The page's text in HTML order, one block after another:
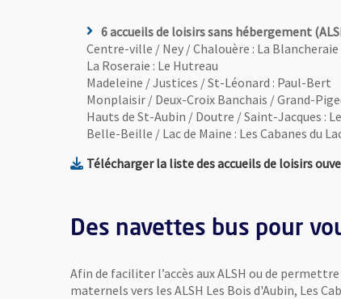
6 accueils de loisirs sans hébergement
Centre-ville / Ney / Chalouère : La Blancheraie
La Roseraie : Le Hutreau
Madeleine / Justices / St-Léonard : Paul-Bert
Monplaisir / Deux-Croix Banchais / Grand-
Hauts de St-Aubin / Doutre / Saint-Jacques :
Belle-Beille / Lac de Maine : Les Cabanes du
Télécharger la liste des accueils de loisirs
Des navettes bus pour
Afin de faciliter l’accès aux ALSH ou de
maternels vers les ALSH Les Bois d'Aubin, Les